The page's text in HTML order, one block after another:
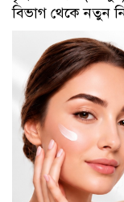
বিভাগ থেকে নতুন